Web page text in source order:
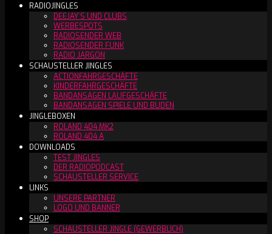
RADIOJINGLES
DEEJAY´S UND CLUBS
WERBESPOTS
RADIOSENDER WEB
RADIOSENDER FUNK
RADIO JARGON
SCHAUSTELLER JINGLES
ACTIONFAHRGESCHÄFTE
KINDERFAHRGESCHÄFTE
BANDANSAGEN LAUFGESCHÄFTE
BANDANSAGEN SPIELE UND BUDEN
JINGLEBOXEN
ROLAND 404 MK2
ROLAND 404 A
DOWNLOADS
TEST JINGLES
DER RADIOPODCAST
SCHAUSTELLER SERVICE
LINKS
UNSERE PARTNER
LOGO UND BANNER
SHOP
SCHAUSTELLER JINGLE (GEWERBLICH)